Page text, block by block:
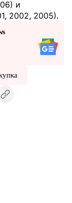
и
2002, 2005).